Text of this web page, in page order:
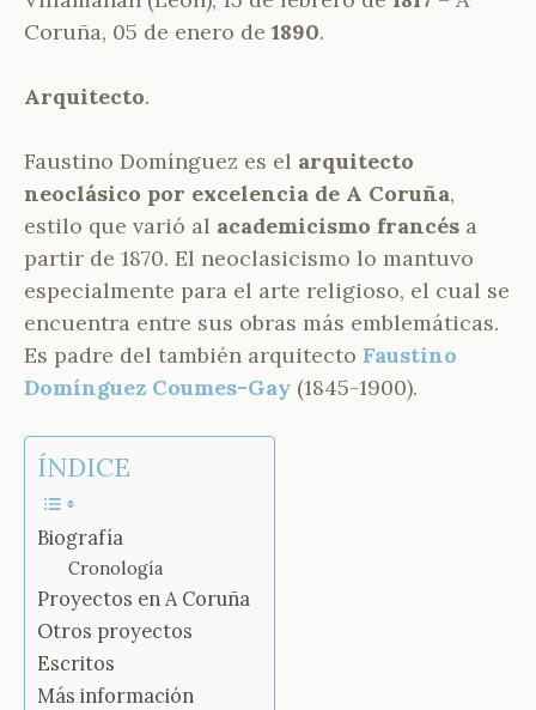
L
Coruña, 05 de enero de 1890.
Arquitecto.
Faustino Domínguez es el arquitecto
neoclásico por excelencia de A Coruña,
estilo que varió al academicismo francés a
partir de 1870. El neoclasicismo lo mantuvo
especialmente para el arte religioso, el cual se
encuentra entre sus obras más emblemáticas.
Es padre del también arquitecto Faustino
Domínguez Coumes-Gay (1845-1900).
ÍNDICE
Biografía
Cronología
Proyectos en A Coruña
Otros proyectos
Escritos
Más información